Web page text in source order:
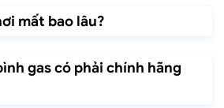
mất bao lâu?
gas có phải chính hãng